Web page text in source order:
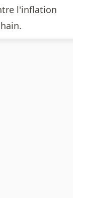
l'inflation